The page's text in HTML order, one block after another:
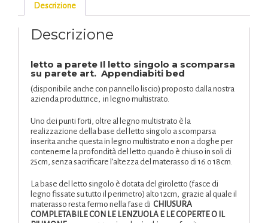
Descrizione
Descrizione
letto a parete Il letto singolo a scomparsa
su parete art. Appendiabiti bed
(disponibile anche con pannello liscio) proposto dalla nostra
azienda produttrice, in legno multistrato.
Uno dei punti forti, oltre al legno multistrato è la
realizzazione della base del letto singolo a scomparsa
inserita anche questa in legno multistrato e non a doghe per
contenerne la profondità del letto quando è chiuso in soli di
25cm, senza sacrificare l’altezza del materasso di 16 o 18cm.
La base del letto singolo è dotata del giroletto (fasce di
legno fissate su tutto il perimetro) alto 12cm, grazie al quale il
materasso resta fermo nella fase di CHIUSURA
COMPLETABILE CON LE LENZUOLA E LE COPERTE O IL